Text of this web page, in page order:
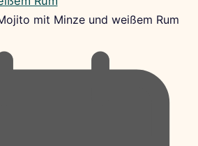
mit Minze und weißem Rum